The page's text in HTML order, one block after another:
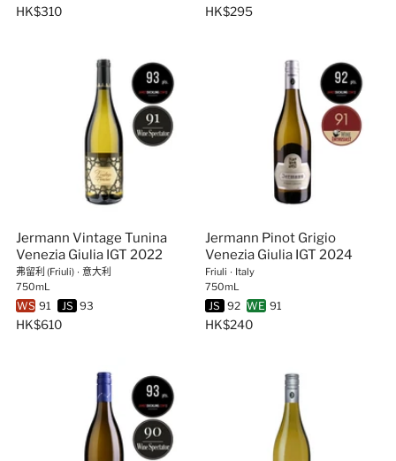
HK$310 HK$295
Jermann Vintage Tunina
Venezia Giulia IGT 2022
弗留利 (Friuli) ∙ 意大利
750mL
WS 91 JS 93
HK$610
Jermann Pinot Grigio
Venezia Giulia IGT 2024
Friuli ∙ Italy
750mL
JS 92 WE 91
HK$240